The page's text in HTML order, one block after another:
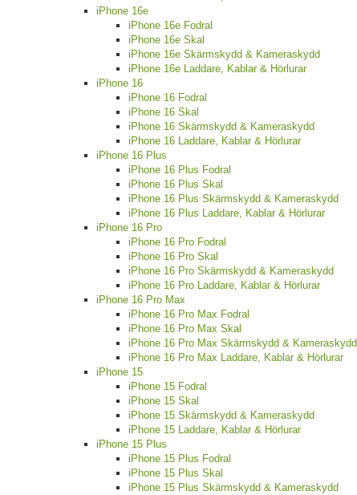
iPhone 16e
iPhone 16e Fodral
iPhone 16e Skal
iPhone 16e Skärmskydd & Kameraskydd
iPhone 16e Laddare, Kablar & Hörlurar
iPhone 16
iPhone 16 Fodral
iPhone 16 Skal
iPhone 16 Skärmskydd & Kameraskydd
iPhone 16 Laddare, Kablar & Hörlurar
iPhone 16 Plus
iPhone 16 Plus Fodral
iPhone 16 Plus Skal
iPhone 16 Plus Skärmskydd & Kameraskydd
iPhone 16 Plus Laddare, Kablar & Hörlurar
iPhone 16 Pro
iPhone 16 Pro Fodral
iPhone 16 Pro Skal
iPhone 16 Pro Skärmskydd & Kameraskydd
iPhone 16 Pro Laddare, Kablar & Hörlurar
iPhone 16 Pro Max
iPhone 16 Pro Max Fodral
iPhone 16 Pro Max Skal
iPhone 16 Pro Max Skärmskydd & Kameraskydd
iPhone 16 Pro Max Laddare, Kablar & Hörlurar
iPhone 15
iPhone 15 Fodral
iPhone 15 Skal
iPhone 15 Skärmskydd & Kameraskydd
iPhone 15 Laddare, Kablar & Hörlurar
iPhone 15 Plus
iPhone 15 Plus Fodral
iPhone 15 Plus Skal
iPhone 15 Plus Skärmskydd & Kameraskydd